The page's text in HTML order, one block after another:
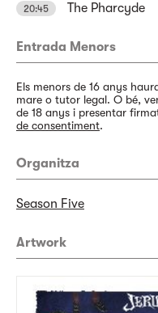
20:45 The Pharcyde
Entrada Menors
Els menors de 16 anys
mare o tutor legal. O bé,
de 18 anys i presentar
de consentiment.
Organitza
Season Five
Artwork